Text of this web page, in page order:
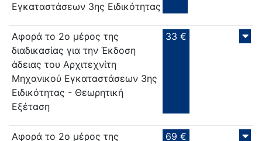
Εγκαταστάσεων 3ης Ειδικότητας
Αφορά το 2ο μέρος της
διαδικασίας για την Έκδοση
άδειας του Αρχιτεχνίτη
Μηχανικού Εγκαταστάσεων 3ης
Ειδικότητας - Θεωρητική
Εξέταση
33 €
Αφορά το 2ο μέρος της
69 €